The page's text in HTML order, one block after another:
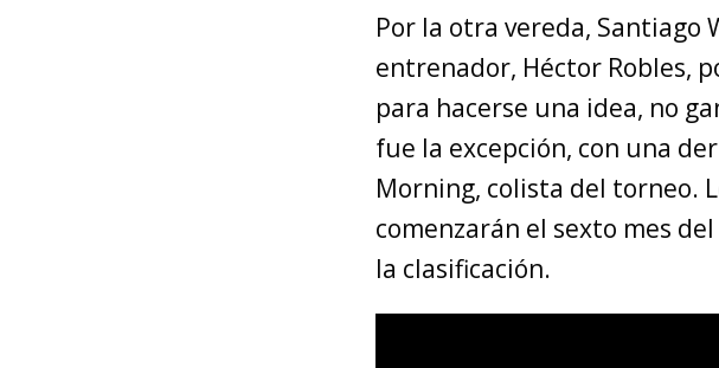
Por la otra vereda, Santiago
entrenador, Héctor Robles,
para hacerse una idea, no
fue la excepción, con una
Morning, colista del torneo.
comenzarán el sexto mes
la clasificación.